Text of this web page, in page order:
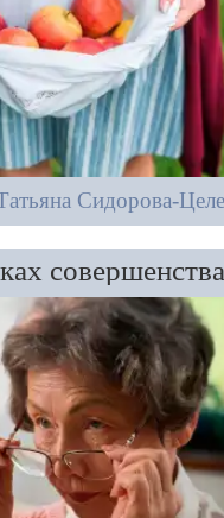
Сидорова-
совершенства